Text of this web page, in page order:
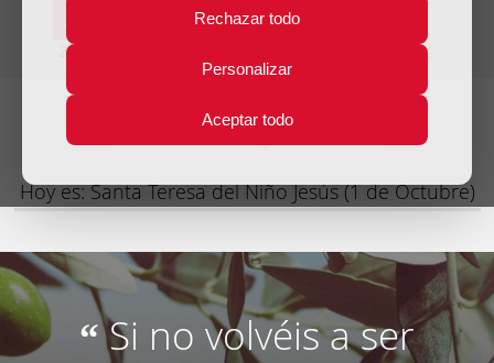
Rechazar todo
Personalizar
Aceptar todo
2013 Vigésimo sexta semana del Tiempo Ordinario
Lecturas del día y comentario
Hoy es: Santa Teresa del Niño Jesús (1 de Octubre)
“Si no volvéis a ser